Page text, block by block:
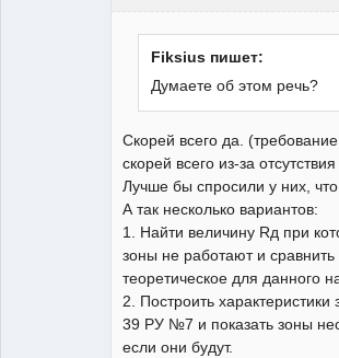
Fiksius пишет:
Думаете об этом речь?
Скорей всего да.
скорей всего из-за
Лучше бы спросили у них, что
А так несколько вариантов:
1. Найти величину Rд при
зоны не работают и сравнить
теоретическое для данного
2. Построить характеристики
39 РУ №7 и показать зоны
если они будут.